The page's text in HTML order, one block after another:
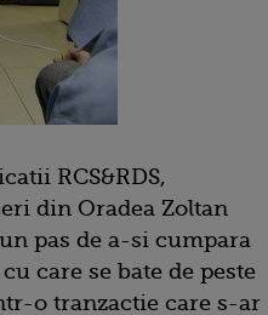
RCS&RDS,
din Oradea Zoltan
pas de a-si cumpara
care se bate de peste
o tranzactie care s-ar